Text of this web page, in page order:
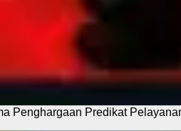
Penghargaan Predikat